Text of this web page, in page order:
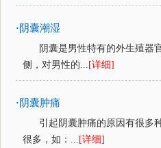
· 阴囊潮湿
阴囊是男性特有的外生殖器
侧，对男性的... [详细]
· 阴囊肿痛
引起阴囊肿痛的原因有很多
很多，如：... [详细]